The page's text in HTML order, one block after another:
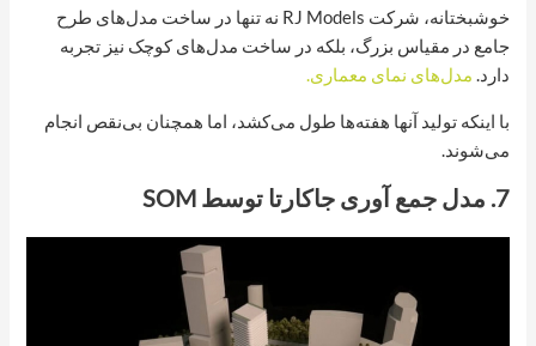
خوشبختانه، شرکت RJ Models نه تنها در ساخت مدل‌های طرح
جامع در مقیاس بزرگ، بلکه در ساخت مدل‌های کوچک نیز تجربه
دارد. مدل‌های نمای معماری.
با اینکه تولید آنها هفته‌ها طول می‌کشد، اما همچنان بی‌نقص انجام
می‌شوند.
7. مدل جمع آوری جاکارتا توسط SOM